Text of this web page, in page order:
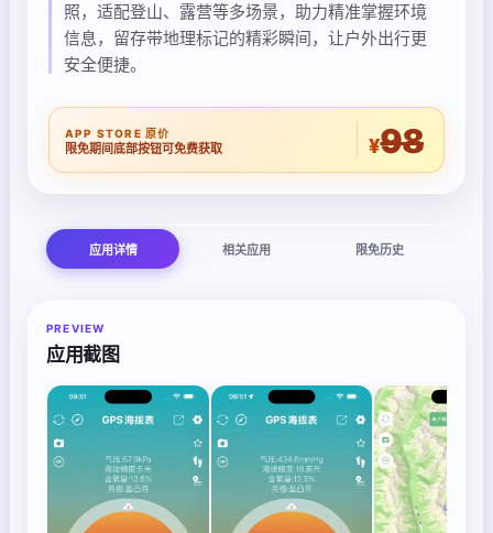
照，适配登山、露营等多场景，助力精准掌握环境
信息，留存带地理标记的精彩瞬间，让户外出行更
安全便捷。
APP STORE 原价
限免期间底部按钮可免费获取 ¥98
应用详情 相关应用 限免历史
PREVIEW
应用截图